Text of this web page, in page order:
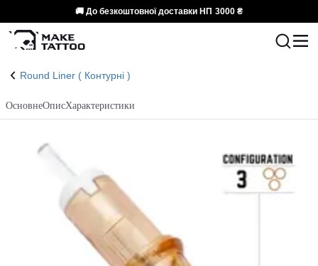
🚚 До безкоштовної доставки НП 3000 ₴
Round Liner ( Контурні )
ОсновнеОписХарактеристики